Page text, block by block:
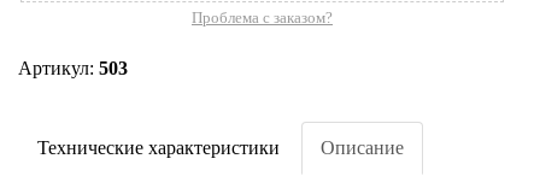
Проблема с заказом?
Артикул: 503
Технические характеристики Описание